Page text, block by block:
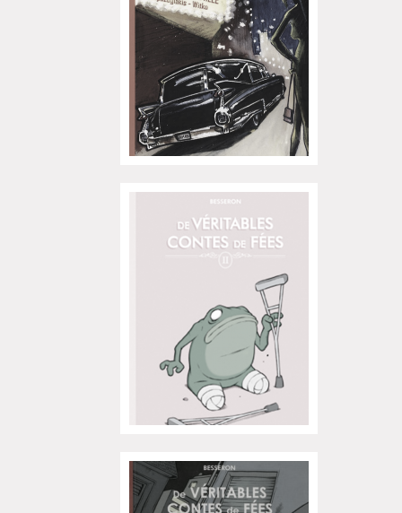
Pich à Paris et Vincennes !
Dédicace de Gwénola Carrère à